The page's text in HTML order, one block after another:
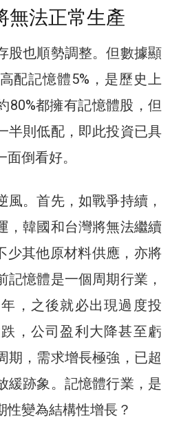
無法正常生產
股也順勢調整。但數據顯
配記憶體5%，是歷史上
80%都擁有記憶體股，但
半則低配，即此投資已具
倒看好。
風。首先，如戰爭持續，
，韓國和台灣將無法繼續
少其他原材料供應，亦將
記憶體是一個周期行業，
，之後就必出現過度投
，公司盈利大降甚至虧
期，需求增長極強，已超
緩跡象。記憶體行業，是
性變為結構性增長？